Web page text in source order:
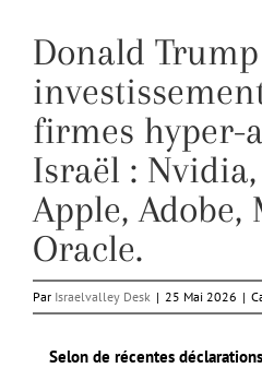
Donald
firmes hyper-
Israël :
Apple, Adobe,
Oracle.
Par Israelvalley Desk | 25 Mai 2026 |
Selon de récentes